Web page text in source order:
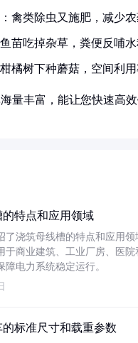
禽类除虫又施肥，减少农
苗吃掉杂草，粪便反哺水
橘树下种蘑菇，空间利
量丰富，能让您快速高
特点和应用领域
了浇筑母线槽的特点和应用
于商业建筑、工业厂房、医
障电力系统稳定运行。
的标准尺寸和载重参数